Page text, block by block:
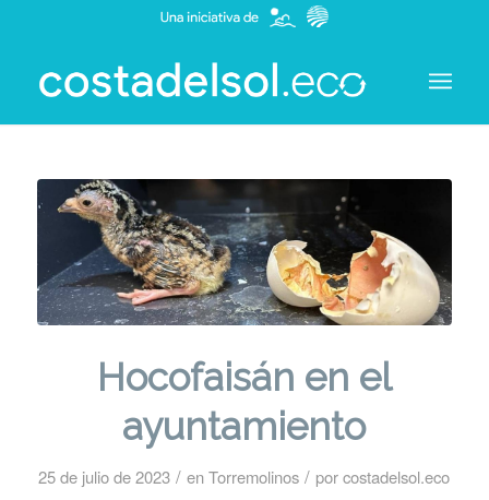
Hocofaisán en el
ayuntamiento
25 de julio de 2023 / enTorremolinos / porcostadelsol.eco